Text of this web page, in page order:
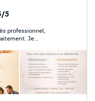
êtes
ou
du quotidien :
retraite) Aide
/
et sans engagement
5
professionnel,
Je